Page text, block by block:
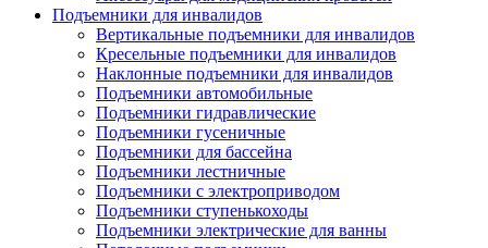
Подъемники для инвалидов
Вертикальные подъемники для инвалидов
Кресельные подъемники для инвалидов
Наклонные подъемники для инвалидов
Подъемники автомобильные
Подъемники гидравлические
Подъемники гусеничные
Подъемники для бассейна
Подъемники лестничные
Подъемники с электроприводом
Подъемники ступенькоходы
Подъемники электрические для ванны